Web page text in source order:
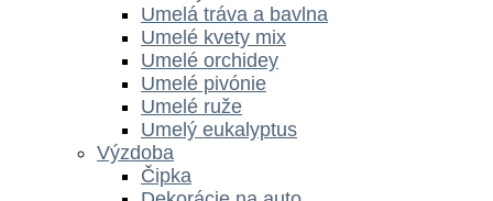
Umelá tráva a bavlna
Umelé kvety mix
Umelé orchidey
Umelé pivónie
Umelé ruže
Umelý eukalyptus
Výzdoba
Čipka